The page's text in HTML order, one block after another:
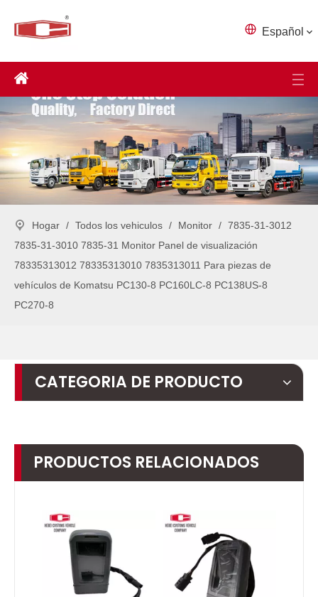
Español
Hogar / Todos los vehiculos / Monitor / 7835-31-3012
7835-31-3010 7835-31 Monitor Panel de visualización
78335313012 78335313010 7835313011 Para piezas de
vehículos de Komatsu PC130-8 PC160LC-8 PC138US-8
PC270-8
CATEGORIA DE PRODUCTO
PRODUCTOS RELACIONADOS